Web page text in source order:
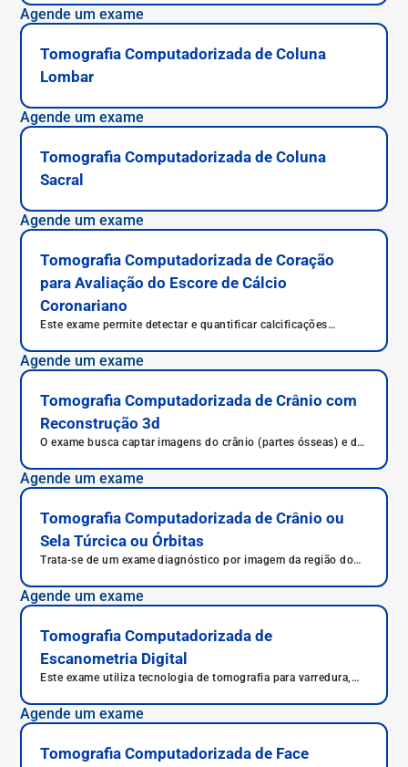
radioativos com a realização de uma ressonância magnética
para permitir que sejam obtidas imagens de alta qualidade da
Agende um exame
Tomografia Computadorizada de Coluna
Lombar
Agende um exame
Tomografia Computadorizada de Coluna
Sacral
Agende um exame
Tomografia Computadorizada de Coração
para Avaliação do Escore de Cálcio
Coronariano
Este exame permite detectar e quantificar calcificações
eventos cardíacos (ex. infarto).
Agende um exame
Tomografia Computadorizada de Crânio com
Reconstrução 3d
O exame busca captar imagens do crânio (partes ósseas) e de
imagem tridimensional
Agende um exame
Tomografia Computadorizada de Crânio ou
Sela Túrcica ou Órbitas
Trata-se de um exame diagnóstico por imagem da região do
Agende um exame
Tomografia Computadorizada de
Escanometria Digital
Este exame utiliza tecnologia de tomografia para varredura,
Agende um exame
Tomografia Computadorizada de Face